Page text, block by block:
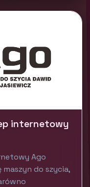
internetowy
Ago
do szycia,